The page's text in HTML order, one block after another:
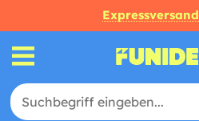
Expressversand